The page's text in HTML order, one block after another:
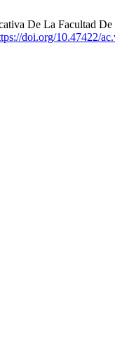
De La Facultad
doi.org/10.47422/